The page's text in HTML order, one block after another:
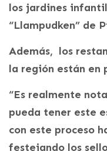
los jardines
“Llampudken” de
Además, los
la región están en
“Es realmente
pueda tener este
con este proceso
festejando los